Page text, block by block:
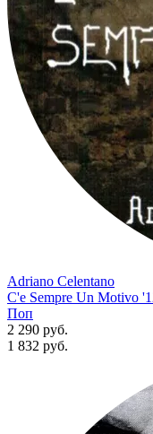
Adriano Celentano
C'e Sempre Un Motivo
Поп
2 290 руб.
1 832 руб.